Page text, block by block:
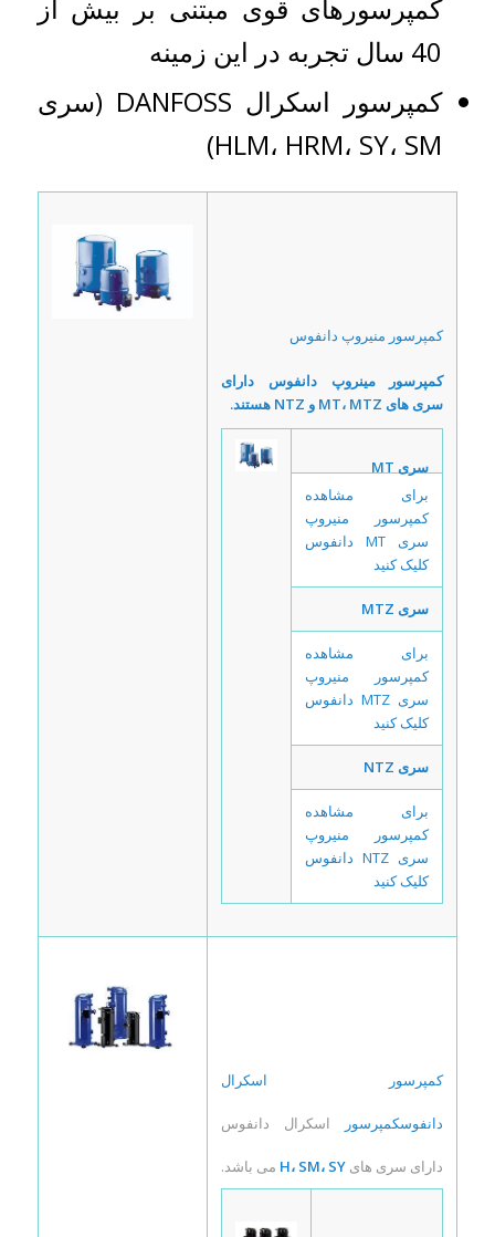
کمپرسورهای قوی مبتنی بر بیش از
40 سال تجربه در این زمینه
کمپرسور اسکرال DANFOSS (سری
HLM، HRM، SY، SM)
کمپرسور منیروپ دانفوس
کمپرسور مینروپ دانفوس دارای
سری های MT، MTZ و NTZ هستند.
سری MT
برای مشاهده
کمپرسور منیروپ
سری MT دانفوس
کلیک کنید
سری MTZ
برای مشاهده
کمپرسور منیروپ
سری MTZ دانفوس
کلیک کنید
سری NTZ
برای مشاهده
کمپرسور منیروپ
سری NTZ دانفوس
کلیک کنید
کمپرسور اسکرال
دانفوسکمپرسور اسکرال دانفوس
دارای سری های می باشد.